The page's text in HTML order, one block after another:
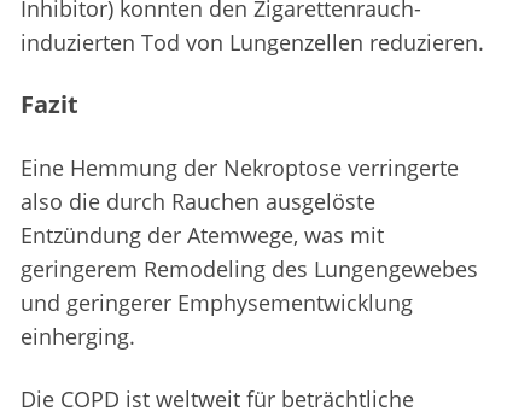
Inhibitor) konnten den Zigarettenrauch-
induzierten Tod von Lungenzellen reduzieren.
Fazit
Eine Hemmung der Nekroptose verringerte
also die durch Rauchen ausgelöste
Entzündung der Atemwege, was mit
geringerem Remodeling des Lungengewebes
und geringerer Emphysementwicklung
einherging.
Die COPD ist weltweit für beträchtliche